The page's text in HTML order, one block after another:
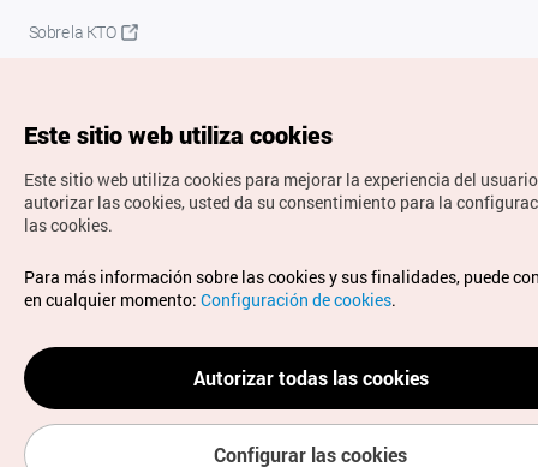
Sobre la KTO
Copyrights © Organización de Turismo de Corea. Todos los
derechos reservados.
Para informes de errores y cuestiones relacionadas con el
sitio web, dirija sus consultas al correoelectrónico oficial:
spanish@knto.or.kr
Este sitio web utiliza cookies
Este sitio web utiliza cookies para mejorar la experiencia del
autorizar las cookies, usted da su consentimiento para la
las cookies.
Para más información sobre las cookies y sus finalidades, puede
en cualquier momento: Configuración de cookies.
Autorizar todas las cookies
Configurar las cookies